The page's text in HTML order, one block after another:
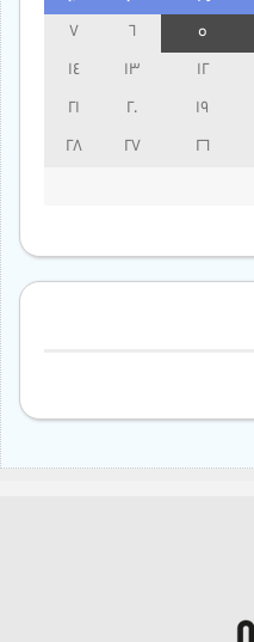
13
14
19
20
21
26
27
28